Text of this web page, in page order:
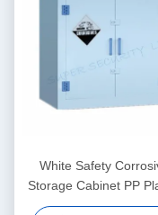
White Safety
Storage Cabinet PP
With Adjustable